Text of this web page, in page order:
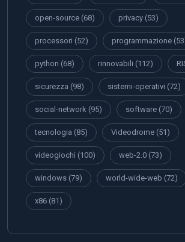
open-source (68) privacy (53)
processori (52) programmazione
python (68) rinnovabili (112)
sicurezza (98) sistemi-operativi (72)
social-network (95) software (70)
tecnologia (85) Videodrome (51)
videogiochi (100) web-2.0 (73)
windows (79) world-wide-web (72)
x86 (81)